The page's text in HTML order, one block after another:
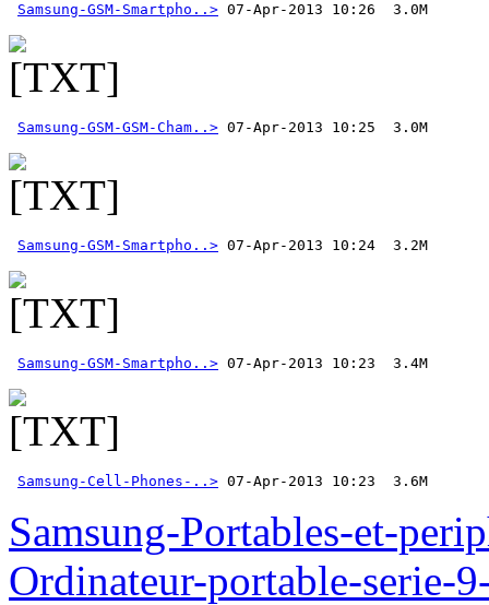
Samsung-GSM-Smartpho..>
Samsung-GSM-GSM-Cham..>
Samsung-GSM-Smartpho..>
Samsung-GSM-Smartpho..>
Samsung-Cell-Phones-..> 07-Apr-2013 10:23  3.6M
Samsung-Portables-et-
Ordinateur-portable-serie-